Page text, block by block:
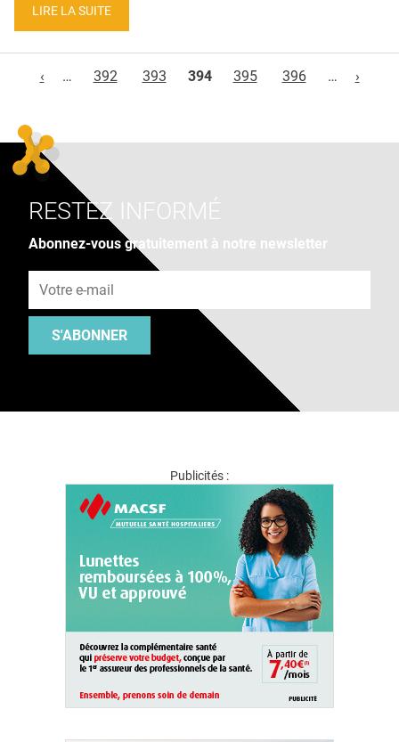
LIRE LA SUITE
‹
… 392 393 394 395 396 … ›
RESTEZ INFORMÉ
Abonnez-vous gratuitement à notre newsletter
S'ABONNER
Publicités :